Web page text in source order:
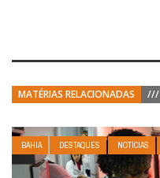
MATÉRIAS RELACIONADAS ///
BAHIA DESTAQUES NOTÍCIAS